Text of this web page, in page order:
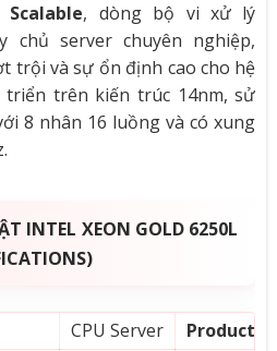
, dòng bộ vi xử lý
chủ server chuyên nghiệp,
trội và sự ổn định cao cho hệ
triển trên kiến trúc 14nm, sử
8 nhân 16 luồng và có xung
INTEL XEON GOLD 6250L
CPU Server
Product